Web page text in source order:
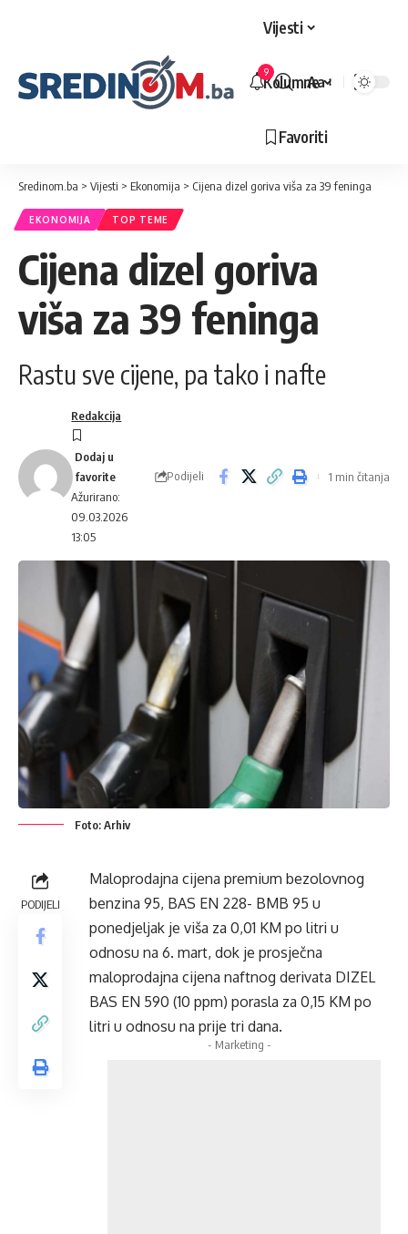
Vijesti
Kolumne
Favoriti
9
Veličina
Aa
Sredinom.ba > Vijesti > Ekonomija > Cijena dizel goriva viša za 39 feninga
EKONOMIJA TOP TEME
Cijena dizel goriva
viša za 39 feninga
Rastu sve cijene, pa tako i nafte
Ažurirano:
09.03.2026
13:05
Redakcija
Podijeli 1 min čitanja
Foto: Arhiv
PODIJELI
Maloprodajna cijena premium bezolovnog
benzina 95, BAS EN 228- BMB 95 u
ponedjeljak je viša za 0,01 KM po litri u
odnosu na 6. mart, dok je prosječna
maloprodajna cijena naftnog derivata DIZEL
BAS EN 590 (10 ppm) porasla za 0,15 KM po
litri u odnosu na prije tri dana.
- Marketing -